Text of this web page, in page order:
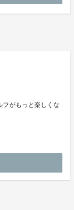
フがもっと楽しくな